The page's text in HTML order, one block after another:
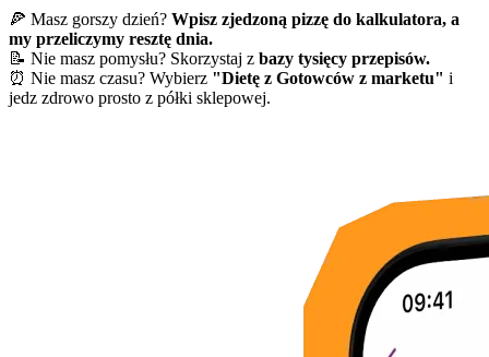
🍕 Masz gorszy dzień? Wpisz zjedzoną pizzę do kalkulatora, a
my przeliczymy resztę dnia.
📝 Nie masz pomysłu? Skorzystaj z bazy tysięcy przepisów.
⏰ Nie masz czasu? Wybierz "Dietę z Gotowców z marketu" i
jedz zdrowo prosto z półki sklepowej.